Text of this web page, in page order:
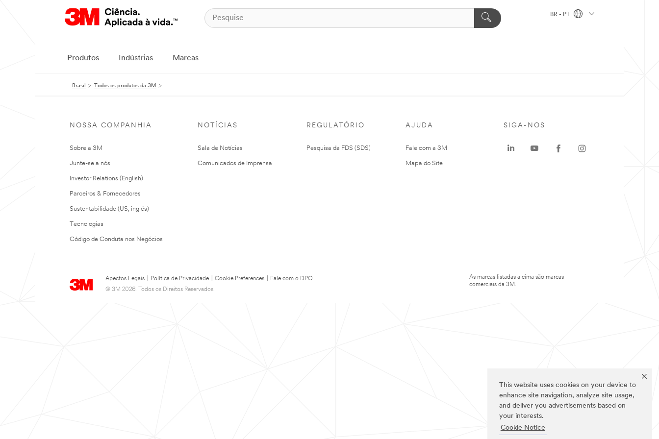
This website uses cookies on your device to
enhance site navigation, analyze site usage,
and deliver you advertisements based on
your interests.
Cookie Notice
BR - PT
Produtos Indústrias Marcas
Brasil Todos os produtos da 3M
NOSSA COMPANHIA
Sobre a 3M
Junte-se a nós
Investor Relations (English)
Parceiros & Fornecedores
Sustentabilidade (US, inglés)
Tecnologias
Código de Conduta nos Negócios
NOTÍCIAS
Sala de Notícias
Comunicados de Imprensa
REGULATÓRIO
Pesquisa da FDS (SDS)
AJUDA
Fale com a 3M
Mapa do Site
Apectos Legais Política de Privacidade Cookie Preferences
Fale com o DPO
© 3M 2026. Todos os Direitos Reservados.
SIGA-NOS
As marcas listadas a cima são marcas
comerciais da 3M.